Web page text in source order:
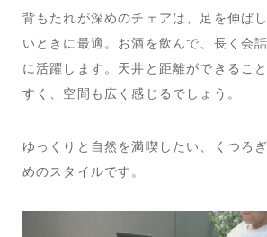
背もたれが深めのチェアは、足を伸ば
いときに最適。お酒を飲んで、長く会
に活躍します。天井と距離ができるこ
すく、空間も広く感じるでしょう。
ゆっくりと自然を満喫したい、くつろ
めのスタイルです。